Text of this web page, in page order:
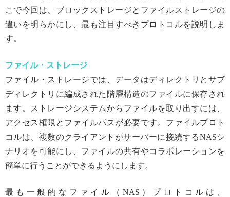
こで今回は、ブロックストレージとファイルストレージの
違いを明らかにし、最も注目すべきプロトコルを説明しま
す。
ファイル・ストレージ
ファイル・ストレージでは、データはディレクトリとサブ
ディレクトリに編成された階層構造のファイルに保存され
ます。ストレージシステムからファイルを取り出すには、
アクセス権限とファイルパスが必要です。ファイルプロト
コルは、複数のクライアントがサーバーに接続するNASシ
ナリオを可能にし、ファイルの共有やコラボレーションを
簡単に行うことができるようにします。
最も一般的なファイル（NAS）プロトコルは、